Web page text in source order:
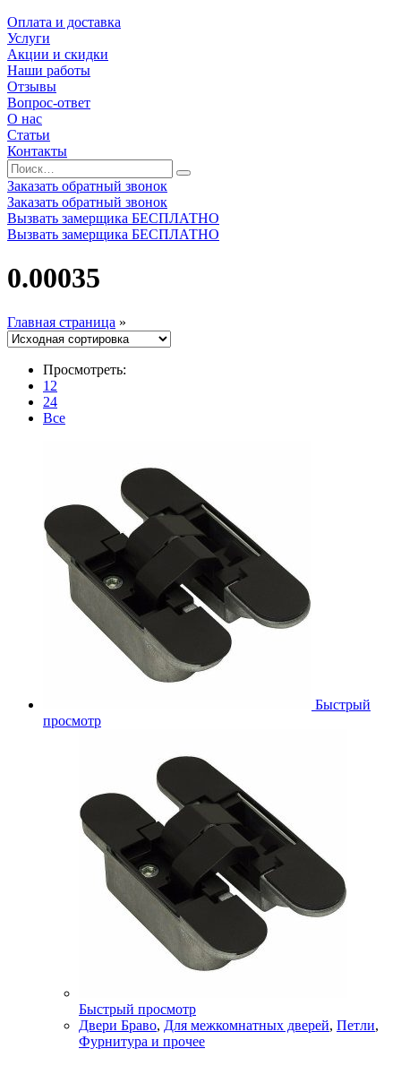
Оплата и доставка
Услуги
Акции и скидки
Наши работы
Отзывы
Вопрос-ответ
О нас
Статьи
Контакты
Заказать обратный звонок
Заказать обратный звонок
Вызвать замерщика БЕСПЛАТНО
Вызвать замерщика БЕСПЛАТНО
0.00035
Главная страница »
Просмотреть:
12
24
Все
Быстрый
просмотр
Быстрый просмотр
Двери Браво, Для межкомнатных дверей, Петли,
Фурнитура и прочее